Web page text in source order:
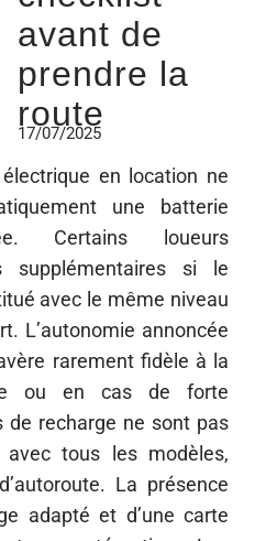
avant de
prendre la
route
17/07/2025
en location ne
une batterie
Certains loueurs
supplémentaires si le
avec le même niveau
L’autonomie annoncée
rarement fidèle à la
ou en cas de forte
de recharge ne sont pas
avec tous les modèles,
La présence
adapté et d’une carte